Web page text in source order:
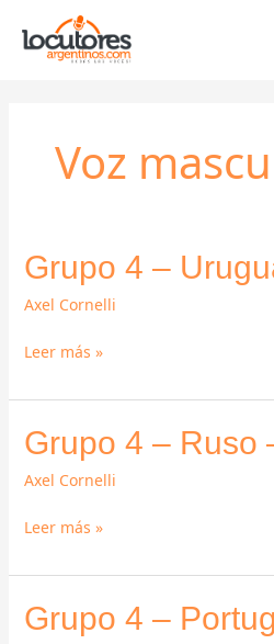
contenido
Voz
Grupo 4 –
Axel Cornelli
Grupo
4
–
–
Leer más »
Grupo 4 – Ruso
Axel Cornelli
Grupo
–
–
Leer más »
Grupo 4 –
Grupo